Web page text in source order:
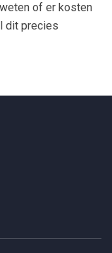
of er kosten
dit precies